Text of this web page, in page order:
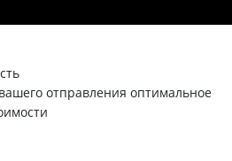
отправления оптимальное